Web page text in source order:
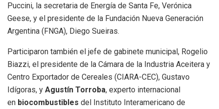
Puccini, la secretaria de Energía de Santa Fe, Verónica
Geese, y el presidente de la Fundación Nueva Generación
Argentina (FNGA), Diego Sueiras.
Participaron también el jefe de gabinete municipal, Rogelio
Biazzi, el presidente de la Cámara de la Industria Aceitera y
Centro Exportador de Cereales (CIARA-CEC), Gustavo
Idígoras, y Agustín Torroba, experto internacional
en biocombustibles del Instituto Interamericano de